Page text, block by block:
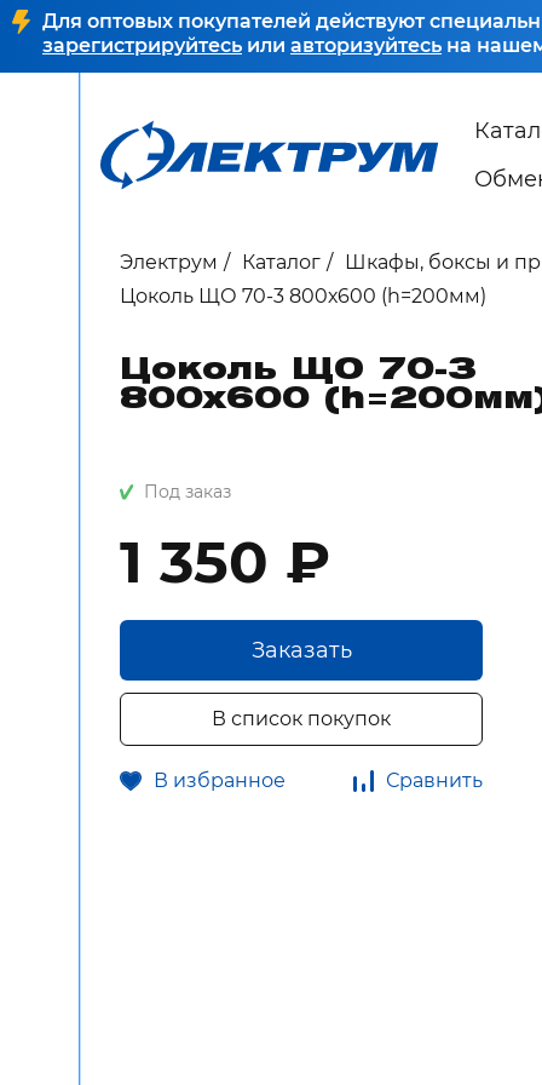
Для оптовых покупателей действуют
зарегистрируйтесь или авторизуйтесь на
Электрум Каталог Шкафы, боксы и
Цоколь ЩО 70-3 800х600 (h=200мм)
Цоколь ЩО 70-3
800х600
Под заказ
1 350 ₽
Заказать
В список покупок
В избранное Сравнить